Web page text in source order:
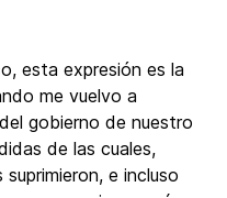
esta expresión es la
me vuelvo a
gobierno de nuestro
de las cuales,
e incluso